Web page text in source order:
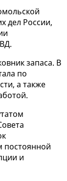
дел России,
запаса. В
по
а также
постоянной
и